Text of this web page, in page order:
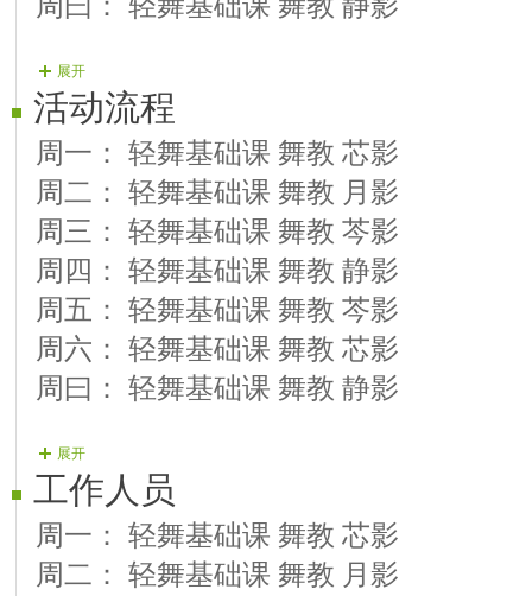
展开
活动流程
周一： 轻舞基础课 舞教 芯影
周二： 轻舞基础课 舞教 月影
周三： 轻舞基础课 舞教 芩影
周四： 轻舞基础课 舞教 静影
周五： 轻舞基础课 舞教 芩影
周六： 轻舞基础课 舞教 芯影
周曰： 轻舞基础课 舞教 静影
展开
工作人员
周一： 轻舞基础课 舞教 芯影
周二： 轻舞基础课 舞教 月影